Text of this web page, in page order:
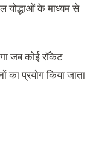
योद्धाओं के माध्यम से
जब कोई रॉकेट
प्रयोग किया जाता